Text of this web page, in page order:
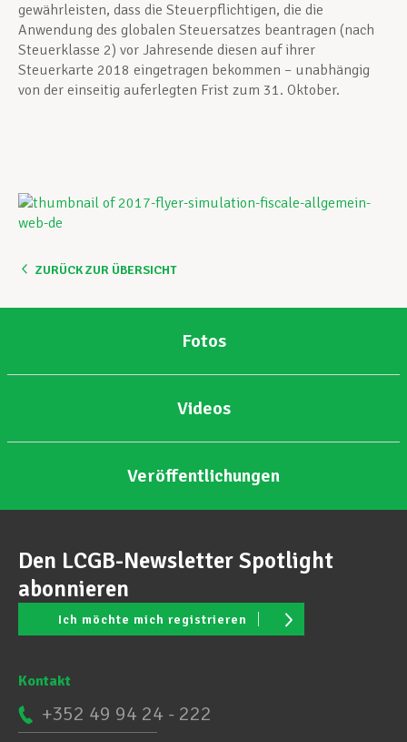
gewährleisten, dass die Steuerpflichtigen, die die
Anwendung des globalen Steuersatzes beantragen (nach
Steuerklasse 2) vor Jahresende diesen auf ihrer
Steuerkarte 2018 eingetragen bekommen – unabhängig
von der einseitig auferlegten Frist zum 31. Oktober.
ZURÜCK ZUR ÜBERSICHT
Fotos
Videos
Veröffentlichungen
Den LCGB-Newsletter Spotlight
abonnieren
Ich möchte mich registrieren
Kontakt
+352 49 94 24 - 222